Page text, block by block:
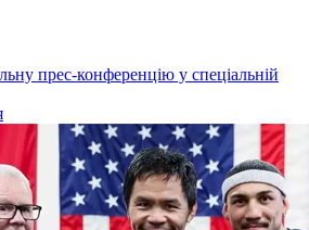
прес-конференцію у спеціальній